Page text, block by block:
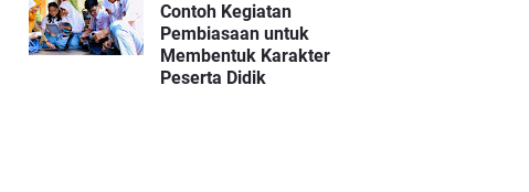
Contoh Kegiatan
Pembiasaan untuk
Membentuk Karakter
Peserta Didik